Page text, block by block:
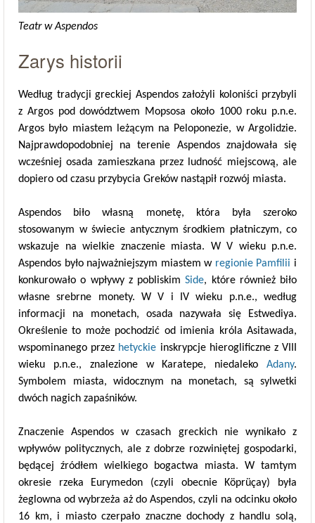
Teatr w Aspendos
Zarys historii
Według tradycji greckiej Aspendos założyli koloniści przybyli
z Argos pod dowództwem Mopsosa około 1000 roku p.n.e.
Argos było miastem leżącym na Peloponezie, w Argolidzie.
Najprawdopodobniej na terenie Aspendos znajdowała się
wcześniej osada zamieszkana przez ludność miejscową, ale
dopiero od czasu przybycia Greków nastąpił rozwój miasta.
Aspendos biło własną monetę, która była szeroko
stosowanym w świecie antycznym środkiem płatniczym, co
wskazuje na wielkie znaczenie miasta. W V wieku p.n.e.
Aspendos było najważniejszym miastem w regionie Pamfilii i
konkurowało o wpływy z pobliskimSide, które również biło
własne srebrne monety. W V i IV wieku p.n.e., według
informacji na monetach, osada nazywała się Estwediya.
Określenie to może pochodzić od imienia króla Asitawada,
wspominanego przez hetyckie inskrypcje hieroglificzne z VIII
wieku p.n.e., znalezione w Karatepe, niedaleko Adany.
Symbolem miasta, widocznym na monetach, są sylwetki
dwóch nagich zapaśników.
Znaczenie Aspendos w czasach greckich nie wynikało z
wpływów politycznych, ale z dobrze rozwiniętej gospodarki,
będącej źródłem wielkiego bogactwa miasta. W tamtym
okresie rzeka Eurymedon (czyli obecnie Köprüçay) była
żeglowna od wybrzeża aż do Aspendos, czyli na odcinku około
16 km, i miasto czerpało znaczne dochody z handlu solą,